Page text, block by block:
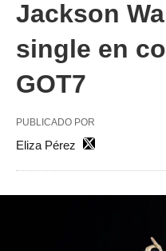
Jackson
single en
GOT7
PUBLICADO POR
Eliza Pérez